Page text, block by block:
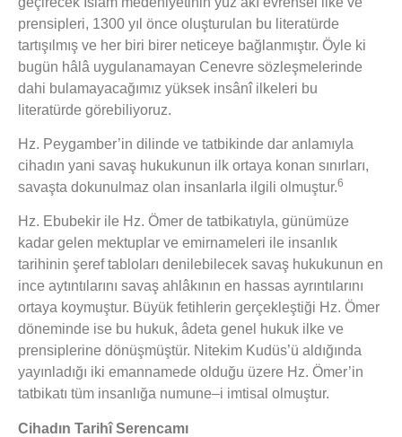
prensipleri, 1300 yıl önce oluşturulan bu literatürde
tartışılmış ve her biri birer neticeye bağlanmıştır. Öyle ki
bugün hâlâ uygulanamayan Cenevre sözleşmelerinde
dahi bulamayacağımız yüksek insânî ilkeleri bu
literatürde görebiliyoruz.
Hz. Peygamber’in dilinde ve tatbikinde dar anlamıyla
cihadın yani savaş hukukunun ilk ortaya konan sınırları,
savaşta dokunulmaz olan insanlarla ilgili olmuştur.6
Hz. Ebubekir ile Hz. Ömer de tatbikatıyla, günümüze
kadar gelen mektuplar ve emirnameleri ile insanlık
tarihinin şeref tabloları denilebilecek savaş hukukunun en
ince aytıntılarını savaş ahlâkının en hassas ayrıntılarını
ortaya koymuştur. Büyük fetihlerin gerçekleştiği Hz. Ömer
döneminde ise bu hukuk, âdeta genel hukuk ilke ve
prensiplerine dönüşmüştür. Nitekim Kudüs’ü aldığında
yayınladığı iki emannamede olduğu üzere Hz. Ömer’in
tatbikatı tüm insanlığa numune–i imtisal olmuştur.
Cihadın Tarihî Serencamı